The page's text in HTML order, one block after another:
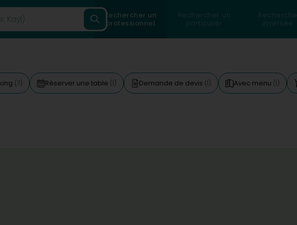
Rechercher un
professionnel
Rechercher un
particulier
Recherche
inversée
(7) Réserver une table (1) Demande de devis (1) Avec menu (1)